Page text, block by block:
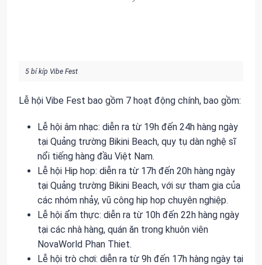
5 bí kíp Vibe Fest
Lễ hội Vibe Fest bao gồm 7 hoạt động chính, bao gồm:
Lễ hội âm nhạc: diễn ra từ 19h đến 24h hàng ngày
tại Quảng trường Bikini Beach, quy tụ dàn nghệ sĩ
nổi tiếng hàng đầu Việt Nam.
Lễ hội Hip hop: diễn ra từ 17h đến 20h hàng ngày
tại Quảng trường Bikini Beach, với sự tham gia của
các nhóm nhảy, vũ công hip hop chuyên nghiệp.
Lễ hội ẩm thực: diễn ra từ 10h đến 22h hàng ngày
tại các nhà hàng, quán ăn trong khuôn viên
NovaWorld Phan Thiet.
Lễ hội trò chơi: diễn ra từ 9h đến 17h hàng ngày tại